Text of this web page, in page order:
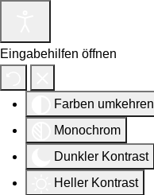
Eingabehilfen öffnen
Farben umkehren
Monochrom
Dunkler Kontrast
Heller Kontrast